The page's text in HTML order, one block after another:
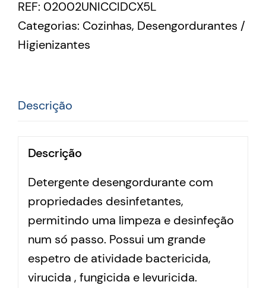
REF: 02002UNICCIDCX5L
Categorias: Cozinhas, Desengordurantes /
Higienizantes
Descrição
Descrição
Detergente desengordurante com
propriedades desinfetantes,
permitindo uma limpeza e desinfeção
num só passo. Possui um grande
espetro de atividade bactericida,
virucida , fungicida e levuricida.